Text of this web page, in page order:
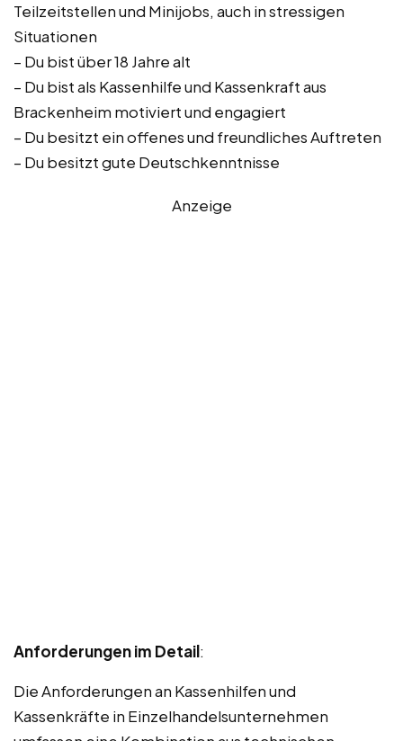
Teilzeitstellen und Minijobs, auch in stressigen
Situationen
– Du bist über 18 Jahre alt
– Du bist als Kassenhilfe und Kassenkraft aus
Brackenheim motiviert und engagiert
– Du besitzt ein offenes und freundliches Auftreten
– Du besitzt gute Deutschkenntnisse
Anzeige
Anforderungen im Detail:
Die Anforderungen an Kassenhilfen und
Kassenkräfte in Einzelhandelsunternehmen